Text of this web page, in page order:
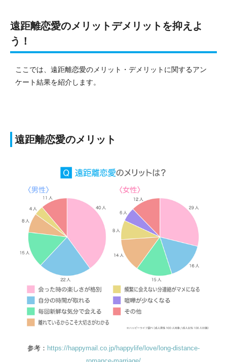
遠距離恋愛のメリットデメリットを抑えよ
う！
ここでは、遠距離恋愛のメリット・デメリットに関するアン
ケート結果を紹介します。
遠距離恋愛のメリット
参考： https://happymail.co.jp/happylife/love/long-distance-